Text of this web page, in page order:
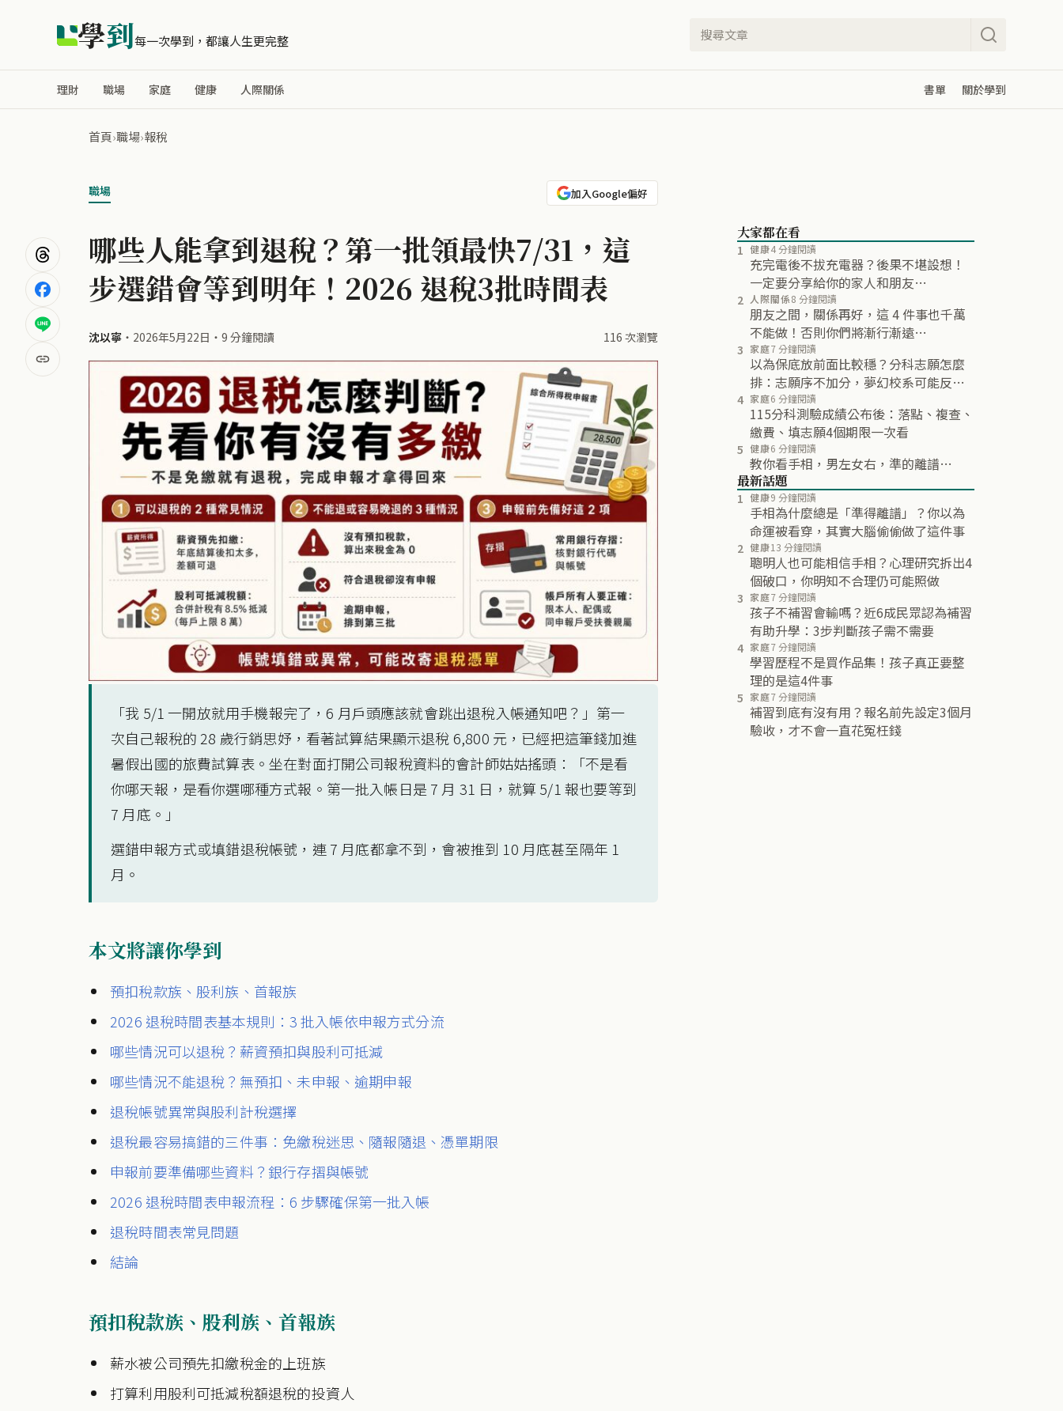
學到每一次學到，都讓人生更完整
理財 職場 家庭 健康 人際關係 書單 關於學到
首頁›職場›報稅
職場 加入Google偏好
哪些人能拿到退稅？第一批領最快7/31，這
步選錯會等到明年！2026 退稅3批時間表
沈以寧 ・ 2026年5月22日 ・ 9 分鐘閱讀 116 次瀏覽
「我 5/1 一開放就用手機報完了，6 月戶頭應該就會跳出退稅入帳通知吧？」第一
次自己報稅的 28 歲行銷思妤，看著試算結果顯示退稅 6,800 元，已經把這筆錢加進
暑假出國的旅費試算表。坐在對面打開公司報稅資料的會計師姑姑搖頭：「不是看
你哪天報，是看你選哪種方式報。第一批入帳日是 7 月 31 日，就算 5/1 報也要等到
7 月底。」
選錯申報方式或填錯退稅帳號，連 7 月底都拿不到，會被推到 10 月底甚至隔年 1
月。
本文將讓你學到
預扣稅款族、股利族、首報族
2026 退稅時間表基本規則：3 批入帳依申報方式分流
哪些情況可以退稅？薪資預扣與股利可抵減
哪些情況不能退稅？無預扣、未申報、逾期申報
退稅帳號異常與股利計稅選擇
退稅最容易搞錯的三件事：免繳稅迷思、隨報隨退、憑單期限
申報前要準備哪些資料？銀行存摺與帳號
2026 退稅時間表申報流程：6 步驟確保第一批入帳
退稅時間表常見問題
結論
預扣稅款族、股利族、首報族
薪水被公司預先扣繳稅金的上班族
打算利用股利可抵減稅額退稅的投資人
大家都在看
1 健康4 分鐘閱讀
充完電後不拔充電器？後果不堪設想！
一定要分享給你的家人和朋友…
2 人際關係8 分鐘閱讀
朋友之間，關係再好，這 4 件事也千萬
不能做！否則你們將漸行漸遠…
3 家庭7 分鐘閱讀
以為保底放前面比較穩？分科志願怎麼
排：志願序不加分，夢幻校系可能反而
不再分發
4 家庭6 分鐘閱讀
115分科測驗成績公布後：落點、複查、
繳費、填志願4個期限一次看
5 健康6 分鐘閱讀
教你看手相，男左女右，準的離譜…
最新話題
1 健康9 分鐘閱讀
手相為什麼總是「準得離譜」？你以為
命運被看穿，其實大腦偷偷做了這件事
2 健康13 分鐘閱讀
聰明人也可能相信手相？心理研究拆出4
個破口，你明知不合理仍可能照做
3 家庭7 分鐘閱讀
孩子不補習會輸嗎？近6成民眾認為補習
有助升學：3步判斷孩子需不需要
4 家庭7 分鐘閱讀
學習歷程不是買作品集！孩子真正要整
理的是這4件事
5 家庭7 分鐘閱讀
補習到底有沒有用？報名前先設定3個月
驗收，才不會一直花冤枉錢